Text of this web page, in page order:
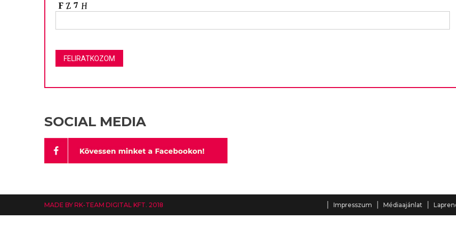
SOCIAL MEDIA
MADE BY RK-TEAM DIGITAL KFT. 2018 Impresszum Médiaajánlat